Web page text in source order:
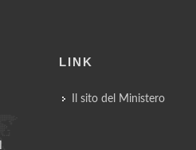
LINK
Il sito del Ministero